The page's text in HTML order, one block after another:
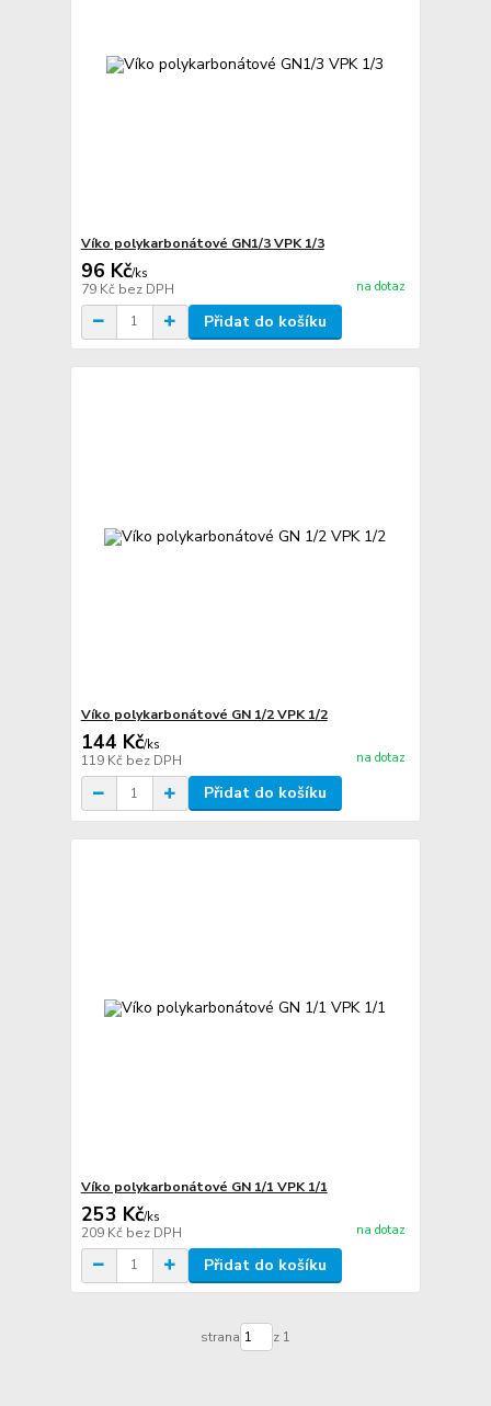
Víko polykarbonátové GN1/3 VPK 1/3
96 Kč/ks
79 Kč bez DPH na dotaz
Přidat do košíku
Víko polykarbonátové GN 1/2 VPK 1/2
144 Kč/ks
119 Kč bez DPH na dotaz
Přidat do košíku
Víko polykarbonátové GN 1/1 VPK 1/1
253 Kč/ks
209 Kč bez DPH na dotaz
Přidat do košíku
strana z 1